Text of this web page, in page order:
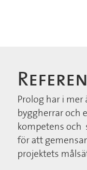
Prolog har i
byggherrar och
kompetens
för att
projektets